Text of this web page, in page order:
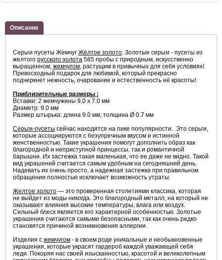
Описание
Cерьги пусеты Жемчуг Жёлтое золото. Золотые серьги - пусеты из
желтого русского золота 585 пробы с природным, искусственно
выращенном, жемчугом, растущим в привычных для себя условиях!
Превосходный подарок для любимой, который прекрасно
подчеркнет нежность, очарование и естественность её красоты!
Приблизительные размеры :
Вставки: 2 жемчужины 9.0 х 7.0 мм
Диаметр: 9.0 мм
Размер штырька: длина 9.0 мм; толщина Ø 0.7 мм
Серьги-пусеты сейчас находятся на пике популярности. Это серьги,
которые ассоциируются с безупречным вкусом и истинной
женственностью. Такие украшения помогут дополнить образ как
благородной и неприступной принцессы, так и романтичной
барышни. Их застежка такая маленькая, что ее даже не видно. Такой
вид украшений считается самым удобным на сегодняшний день.
Надевать их очень просто, а надежная застежка при правильном
обращении полностью исключает возможность утраты.
Желтое золото — это проверенная столетиями классика, которая
не выйдет из моды никогда. Это благородный металл, на который не
оказывают влияния высокие температуры, влага или воздух.
Сильный блеск является его характерной особенностью. Золотые
украшения считаются самыми безопасными, так как очень редко
становятся причиной возникновения аллергии.
Изделия с жемчугом - в своем роде уникальные и необыкновенные
украшения, которые украсят гардероб каждой уважающей себя
леди. Покоряя нас своей изысканностью, красотой и великолепным